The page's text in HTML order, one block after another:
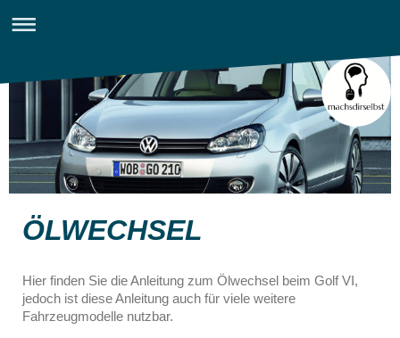
ÖLWECHSEL
Hier finden Sie die Anleitung zum Ölwechsel beim Golf VI,
jedoch ist diese Anleitung auch für viele weitere
Fahrzeugmodelle nutzbar.